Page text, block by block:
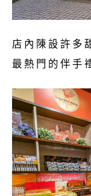
店內陳設許多
最熱門的伴手